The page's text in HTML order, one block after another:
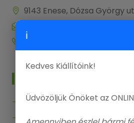
9143 Enese, Dózsa György
+36 20 573 5726
Főoldal
Kiállítások
ℹ
Kedves Kiállítóink!
Üdvözöljük Önöket az